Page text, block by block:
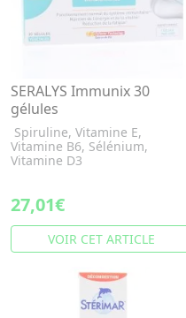
SERALYS Immunix 30
gélules
Spiruline, Vitamine E,
Vitamine B6, Sélénium,
Vitamine D3
27,01€
VOIR CET ARTICLE